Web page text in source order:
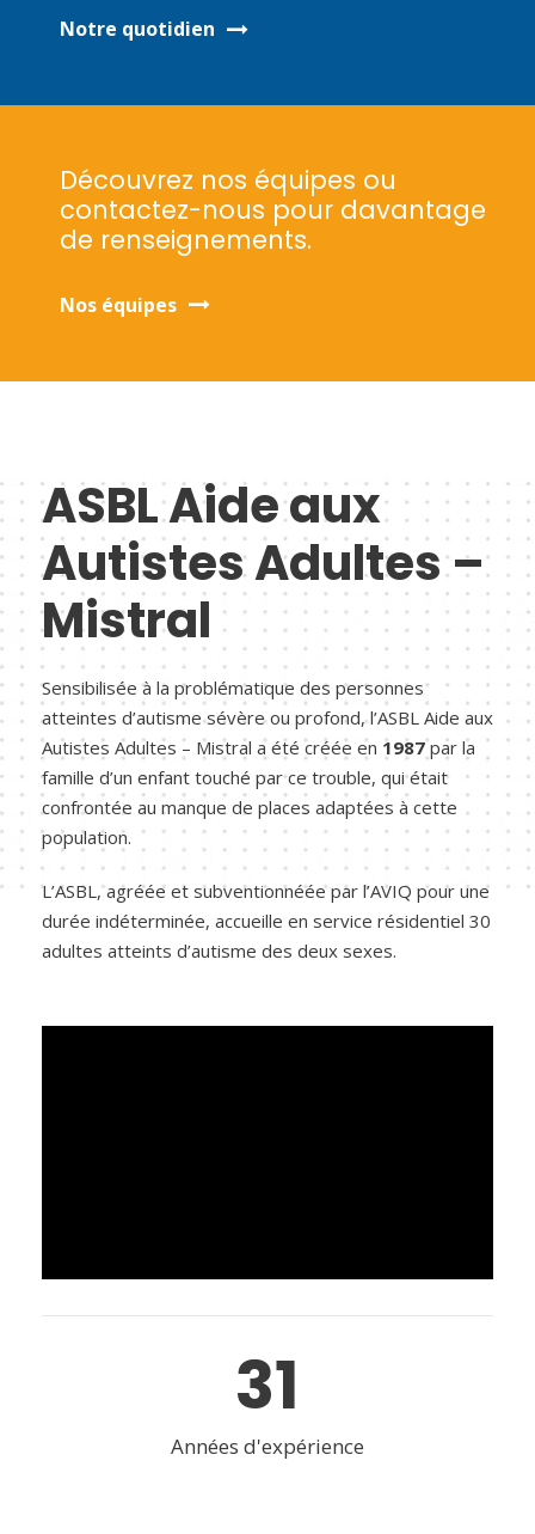
Notre quotidien
Découvrez nos équipes ou
contactez-nous pour davantage
de renseignements.
Nos équipes
ASBL Aide aux
Autistes Adultes –
Mistral
Sensibilisée à la problématique des personnes
atteintes d’autisme sévère ou profond, l’ASBL Aide aux
Autistes Adultes – Mistral a été créée en 1987par la
famille d’un enfant touché par ce trouble, qui était
confrontée au manque de places adaptées à cette
population.
L’ASBL, agréée et subventionnéée par l’AVIQ pour une
durée indéterminée, accueille en service résidentiel 30
adultes atteints d’autisme des deux sexes.
31
Années d'expérience